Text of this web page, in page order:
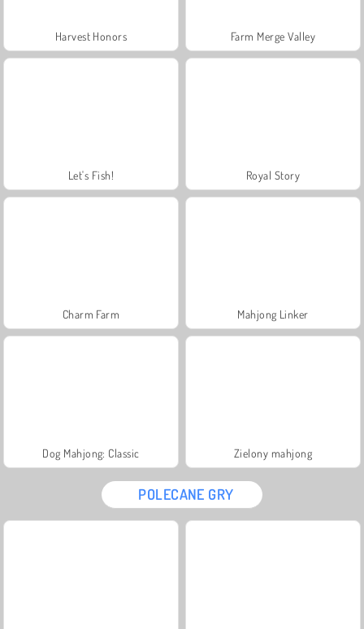
Harvest Honors Farm Merge Valley
Let's Fish! Royal Story
Charm Farm Mahjong Linker
Dog Mahjong: Classic Zielony mahjong
POLECANE GRY